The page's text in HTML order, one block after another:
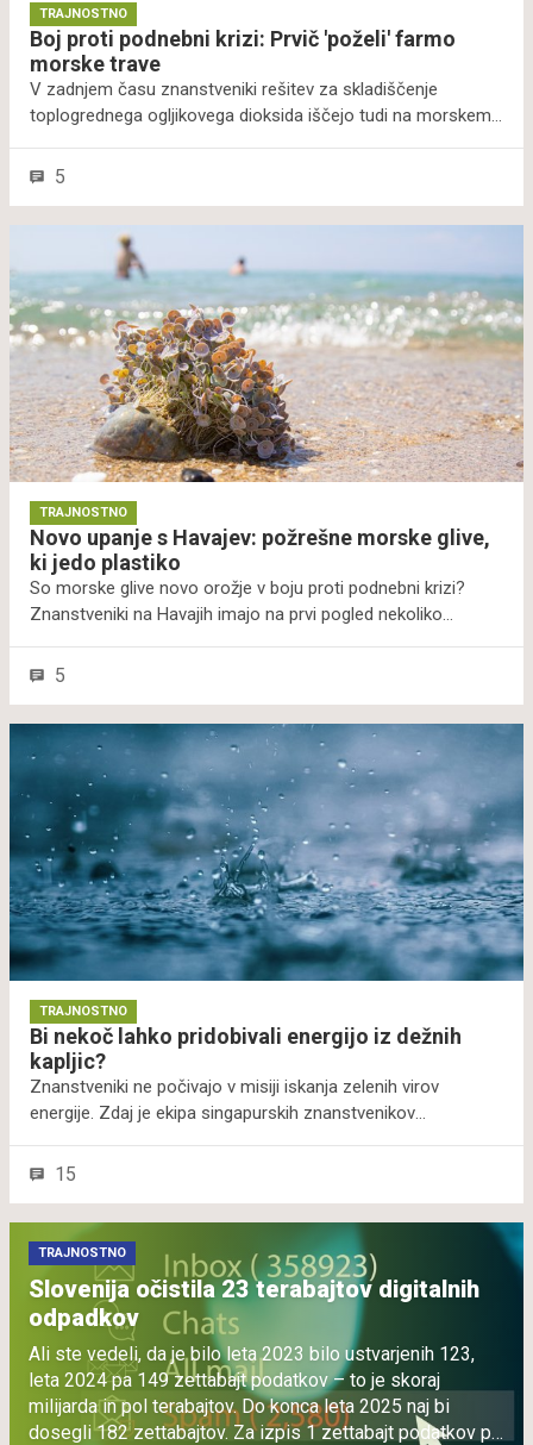
TRAJNOSTNO
Boj proti podnebni krizi: Prvič 'poželi' farmo
morske trave
V zadnjem času znanstveniki rešitev za skladiščenje
toplogrednega ogljikovega dioksida iščejo tudi na morskem
ogljikovemu dioksidu kot deževni gozdovi. Zato so na
lahko imele dolgoročen pozitiven vpliv na ekosistem in
prilagajanje na podnebne spremembe. Julija so zabeležili
prvo žetev iz tovrstne zelene morske farme North Sea Farm
1.
5
TRAJNOSTNO
Novo upanje s Havajev: požrešne morske glive,
ki jedo plastiko
So morske glive novo orožje v boju proti podnebni krizi?
Znanstveniki na Havajih imajo na prvi pogled nekoliko
trenirajo, da bi razvile apetit za oceansko plastiko. In, kot
optimizem.
5
TRAJNOSTNO
Bi nekoč lahko pridobivali energijo iz dežnih
kapljic?
Znanstveniki ne počivajo v misiji iskanja zelenih virov
energije. Zdaj je ekipa singapurskih znanstvenikov
podobno kot dež padajo skozi cev, jim je uspelo ustvariti
15
TRAJNOSTNO
Slovenija očistila 23 terabajtov digitalnih
odpadkov
Ali ste vedeli, da je bilo leta 2023 bilo ustvarjenih 123,
leta 2024 pa 149 zettabajt podatkov – to je skoraj
milijarda in pol terabajtov. Do konca leta 2025 naj bi
dosegli 182 zettabajtov. Za izpis 1 zettabajt podatkov pa